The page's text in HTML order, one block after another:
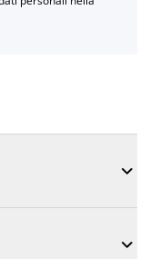

